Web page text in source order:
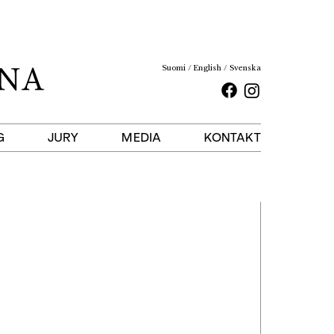
Suomi English Svenska
Facebook
JURY MEDIA KONTAKT